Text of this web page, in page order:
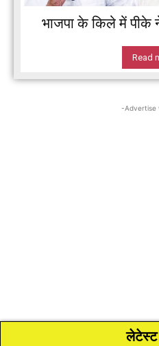
भाजपा के किले में पीके
Read
-Advertise